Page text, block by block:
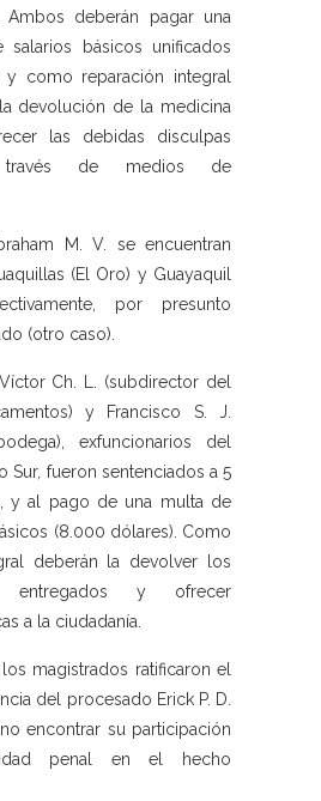
deberán pagar una
salarios básicos unificados
y como reparación integral
devolución de la medicina
las debidas disculpas
de medios de
M. V. se encuentran
(El Oro) y Guayaquil
por presunto
(otro caso).
Ch. L. (subdirector del
y Francisco S. J.
exfuncionarios del
Sur, fueron sentenciados a 5
y al pago de una multa de
(8.000 dólares). Como
deberán la devolver los
entregados y ofrecer
a la ciudadanía.
los magistrados ratificaron el
del procesado Erick P. D.
encontrar su participación
penal en el hecho